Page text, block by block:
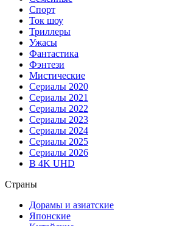
Спорт
Ток шоу
Триллеры
Ужасы
Фантастика
Фэнтези
Мистические
Сериалы 2020
Сериалы 2021
Сериалы 2022
Сериалы 2023
Сериалы 2024
Сериалы 2025
Сериалы 2026
В 4K UHD
Страны
Дорамы и азиатские
Японские